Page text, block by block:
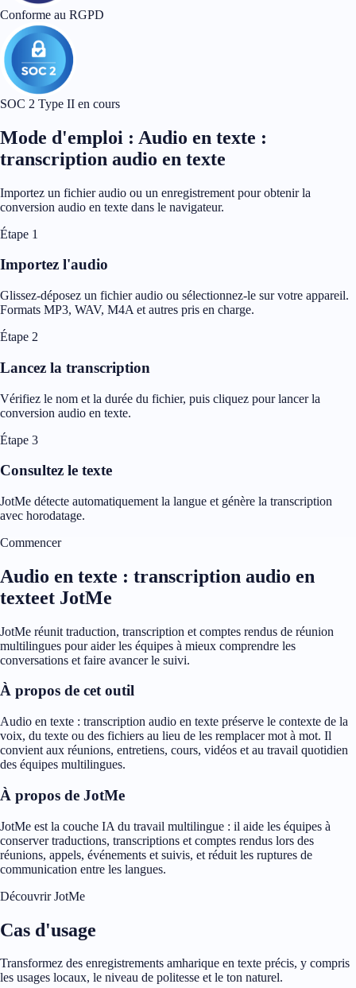
Conforme au RGPD
SOC 2 Type II en cours
Mode d'emploi : Audio en texte :
transcription audio en texte
Importez un fichier audio ou un enregistrement pour obtenir la
conversion audio en texte dans le navigateur.
Étape 1
Importez l'audio
Glissez-déposez un fichier audio ou sélectionnez-le sur votre appareil.
Formats MP3, WAV, M4A et autres pris en charge.
Étape 2
Lancez la transcription
Vérifiez le nom et la durée du fichier, puis cliquez pour lancer la
conversion audio en texte.
Étape 3
Consultez le texte
JotMe détecte automatiquement la langue et génère la transcription
avec horodatage.
Commencer
Audio en texte : transcription audio en
texteet JotMe
JotMe réunit traduction, transcription et comptes rendus de réunion
multilingues pour aider les équipes à mieux comprendre les
conversations et faire avancer le suivi.
À propos de cet outil
Audio en texte : transcription audio en texte préserve le contexte de la
voix, du texte ou des fichiers au lieu de les remplacer mot à mot. Il
convient aux réunions, entretiens, cours, vidéos et au travail quotidien
des équipes multilingues.
À propos de JotMe
JotMe est la couche IA du travail multilingue : il aide les équipes à
conserver traductions, transcriptions et comptes rendus lors des
réunions, appels, événements et suivis, et réduit les ruptures de
communication entre les langues.
Découvrir JotMe
Cas d'usage
Transformez des enregistrements amharique en texte précis, y compris
les usages locaux, le niveau de politesse et le ton naturel.